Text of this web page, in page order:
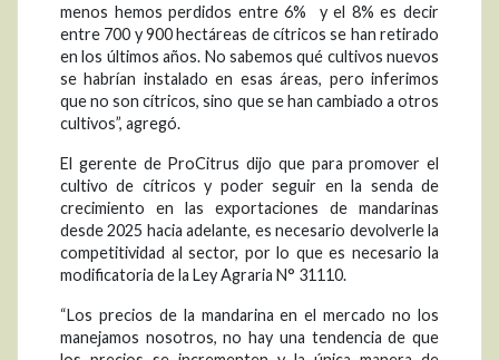
menos hemos perdidos entre 6% y el 8% es decir
entre 700 y 900 hectáreas de cítricos se han retirado
en los últimos años. No sabemos qué cultivos nuevos
se habrían instalado en esas áreas, pero inferimos
que no son cítricos, sino que se han cambiado a otros
cultivos”, agregó.
El gerente de ProCitrus dijo que para promover el
cultivo de cítricos y poder seguir en la senda de
crecimiento en las exportaciones de mandarinas
desde 2025 hacia adelante, es necesario devolverle la
competitividad al sector, por lo que es necesario la
modificatoria de la Ley Agraria N° 31110.
“Los precios de la mandarina en el mercado no los
manejamos nosotros, no hay una tendencia de que